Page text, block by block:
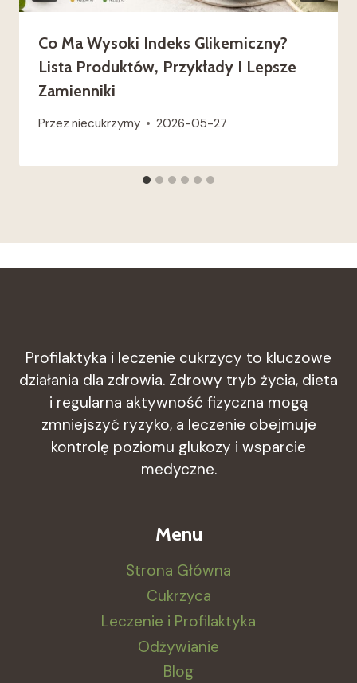
Co Ma Wysoki Indeks Glikemiczny?
Lista Produktów, Przykłady I Lepsze
Zamienniki
Przez niecukrzymy 2026-05-27
Profilaktyka i leczenie cukrzycy to kluczowe
działania dla zdrowia. Zdrowy tryb życia, dieta
i regularna aktywność fizyczna mogą
zmniejszyć ryzyko, a leczenie obejmuje
kontrolę poziomu glukozy i wsparcie
medyczne.
Menu
Strona Główna
Cukrzyca
Leczenie i Profilaktyka
Odżywianie
Blog